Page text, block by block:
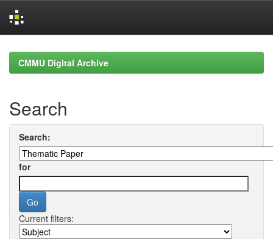
navigationCMMU Digital Archive
Search
Search:
for
Current filters: